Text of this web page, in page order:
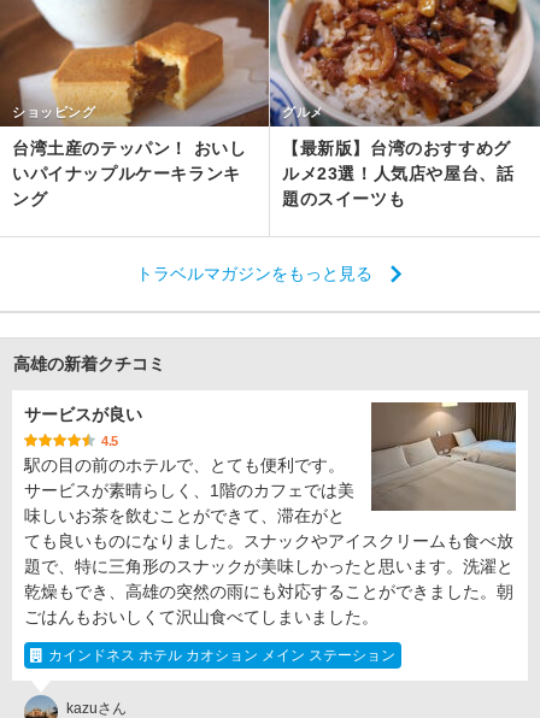
ショッピング
台湾土産のテッパン！ おいし
いパイナップルケーキランキ
ング
グルメ
【最新版】台湾のおすすめグ
ルメ23選！人気店や屋台、話
題のスイーツも
トラベルマガジンをもっと見る
高雄の新着クチコミ
サービスが良い
4.5
駅の目の前のホテルで、とても便利です。
サービスが素晴らしく、1階のカフェでは美
味しいお茶を飲むことができて、滞在がと
ても良いものになりました。スナックやアイスクリームも食べ放
題で、特に三角形のスナックが美味しかったと思います。洗濯と
乾燥もでき、高雄の突然の雨にも対応することができました。朝
ごはんもおいしくて沢山食べてしまいました。
カインドネス ホテル カオション メイン ステーション
kazuさん